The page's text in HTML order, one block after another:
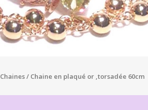
Chaines/ Chaine en plaqué or ,torsadée 60cm